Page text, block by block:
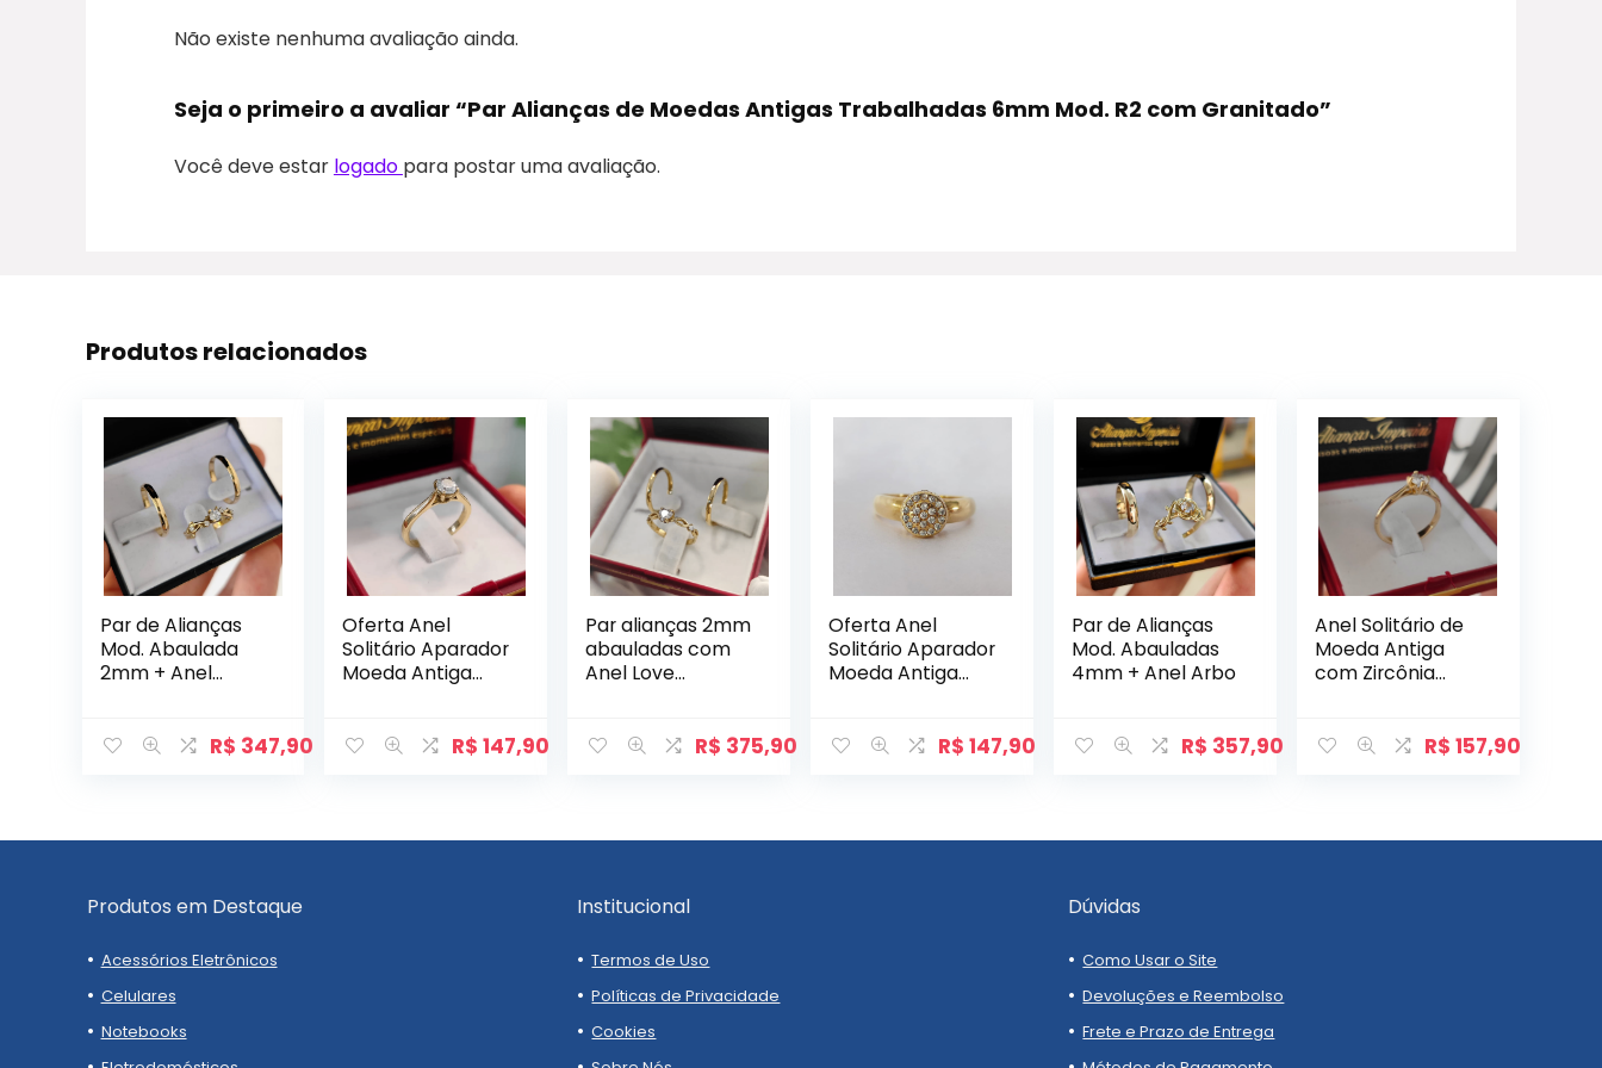
Não existe nenhuma avaliação ainda.
Seja o primeiro a avaliar “Par Alianças de Moedas Antigas Trabalhadas 6mm Mod. R2 com Granitado”
Você deve estar logado para postar uma avaliação.
Produtos relacionados
Par de Alianças
Mod. Abaulada
2mm + Anel
R$ 347,90
Oferta Anel
Solitário Aparador
Moeda Antiga
R$ 147,90
Par alianças 2mm
abauladas com
Anel Love
R$ 375,90
Oferta Anel
Solitário Aparador
Moeda Antiga
R$ 147,90
Par de Alianças
Mod. Abauladas
4mm + Anel Arbo
R$ 357,90
Anel Solitário de
Moeda Antiga
com Zircônia
R$ 157,90
Produtos em Destaque
Acessórios Eletrônicos
Celulares
Notebooks
Institucional
Termos de Uso
Políticas de Privacidade
Cookies
Dúvidas
Como Usar o Site
Devoluções e Reembolso
Frete e Prazo de Entrega